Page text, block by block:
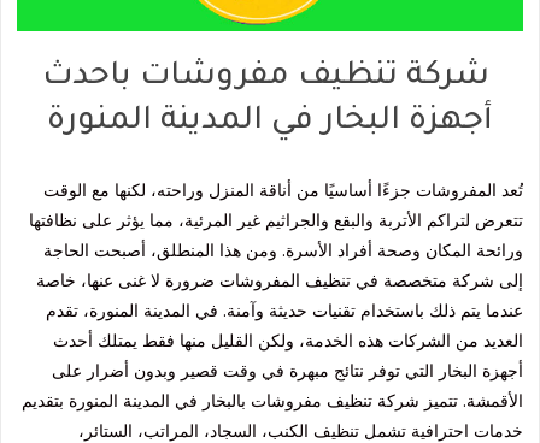
شركة تنظيف مفروشات باحدث
أجهزة البخار في المدينة المنورة
تُعد المفروشات جزءًا أساسيًا من أناقة المنزل وراحته، لكنها مع الوقت
تتعرض لتراكم الأتربة والبقع والجراثيم غير المرئية، مما يؤثر على نظافتها
ورائحة المكان وصحة أفراد الأسرة. ومن هذا المنطلق، أصبحت الحاجة
إلى شركة متخصصة في تنظيف المفروشات ضرورة لا غنى عنها، خاصة
عندما يتم ذلك باستخدام تقنيات حديثة وآمنة. في المدينة المنورة، تقدم
العديد من الشركات هذه الخدمة، ولكن القليل منها فقط يمتلك أحدث
أجهزة البخار التي توفر نتائج مبهرة في وقت قصير وبدون أضرار على
الأقمشة. تتميز شركة تنظيف مفروشات بالبخار في المدينة المنورة بتقديم
خدمات احترافية تشمل تنظيف الكنب، السجاد، المراتب، الستائر،